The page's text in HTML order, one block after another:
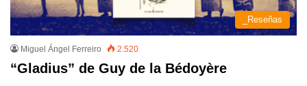
_Reseñas
Miguel Ángel Ferreiro 2.520
“Gladius” de Guy de la Bédoyère